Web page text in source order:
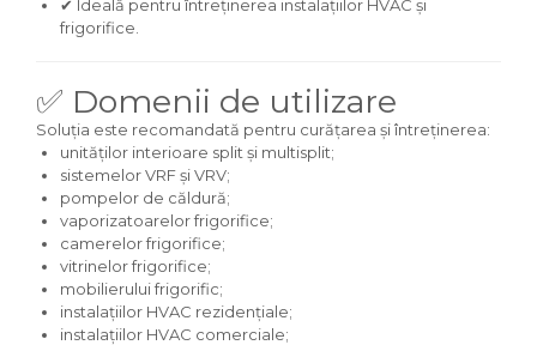
✔ Ideală pentru întreținerea instalațiilor HVAC și
frigorifice.
✅ Domenii de utilizare
Soluția este recomandată pentru curățarea și întreținerea:
unităților interioare split și multisplit;
sistemelor VRF și VRV;
pompelor de căldură;
vaporizatoarelor frigorifice;
camerelor frigorifice;
vitrinelor frigorifice;
mobilierului frigorific;
instalațiilor HVAC rezidențiale;
instalațiilor HVAC comerciale;